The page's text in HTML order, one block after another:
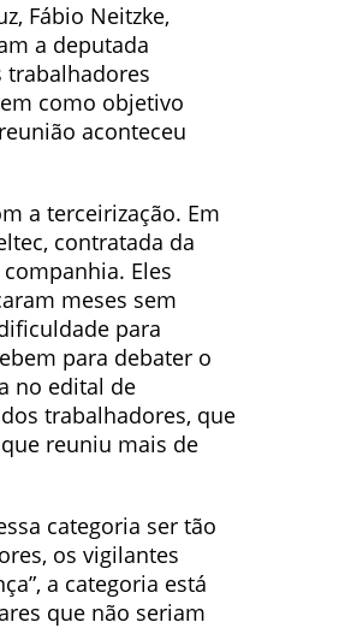
Fábio Neitzke,
a deputada
trabalhadores
como objetivo
aconteceu
a terceirização. Em
contratada da
Eles
meses sem
para
para debater o
no edital de
trabalhadores, que
reuniu mais de
categoria ser tão
os vigilantes
a categoria está
que não seriam